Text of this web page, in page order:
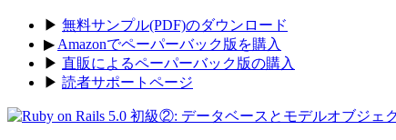
▶ 無料サンプル(PDF)のダウンロード
▶ Amazonでペーパーバック版を購入
▶ 直販によるペーパーバック版の購入
▶ 読者サポートページ